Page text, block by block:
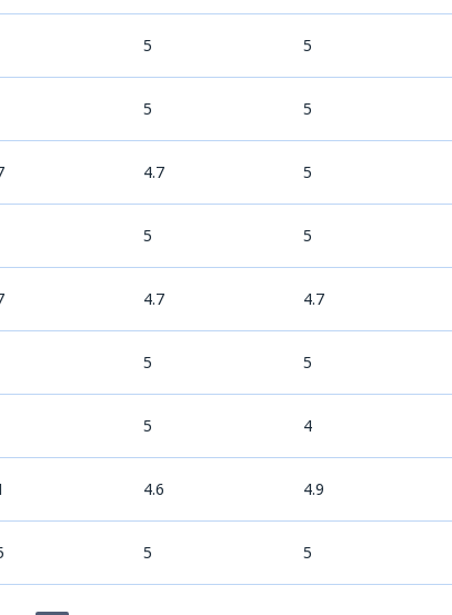
5 5
5 5
4.7 5
5 5
4.7 4.7
5 5
5 4
4.6 4.9
5 5